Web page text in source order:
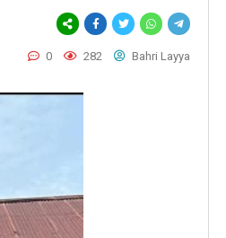
0 282 Bahri Layya